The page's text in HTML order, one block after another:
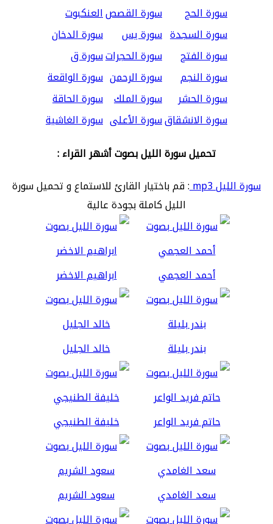
سورة الحج
سورة القصصالعنكبوت
سورة السجدة سورة يس
سورة الدخان
سورة الفتح
سورة الحجراتسورة ق
سورة النجم
سورة الرحمن سورة الواقعة
سورة الحشر
سورة الملك سورة الحاقة
سورة الانشقاقسورة الأعلى سورة الغاشية
تحميل سورة الليل بصوت أشهر القراء :
سورة الليل mp3
: قم باختيار القارئ للاستماع و تحميل سورة
الليل كاملة بجودة عالية
أحمد العجمي ابراهيم الاخضر
بندر بليلة خالد الجليل
حاتم فريد الواعر خليفة الطنيجي
سعد الغامدي سعود الشريم